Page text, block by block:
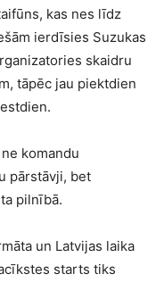
kas nes līdz
ierdīsies Suzukas
skaidru
tāpēc jau piektdien
komandu
pārstāvji, bet
pilnībā.
un Latvijas laika
starts tiks